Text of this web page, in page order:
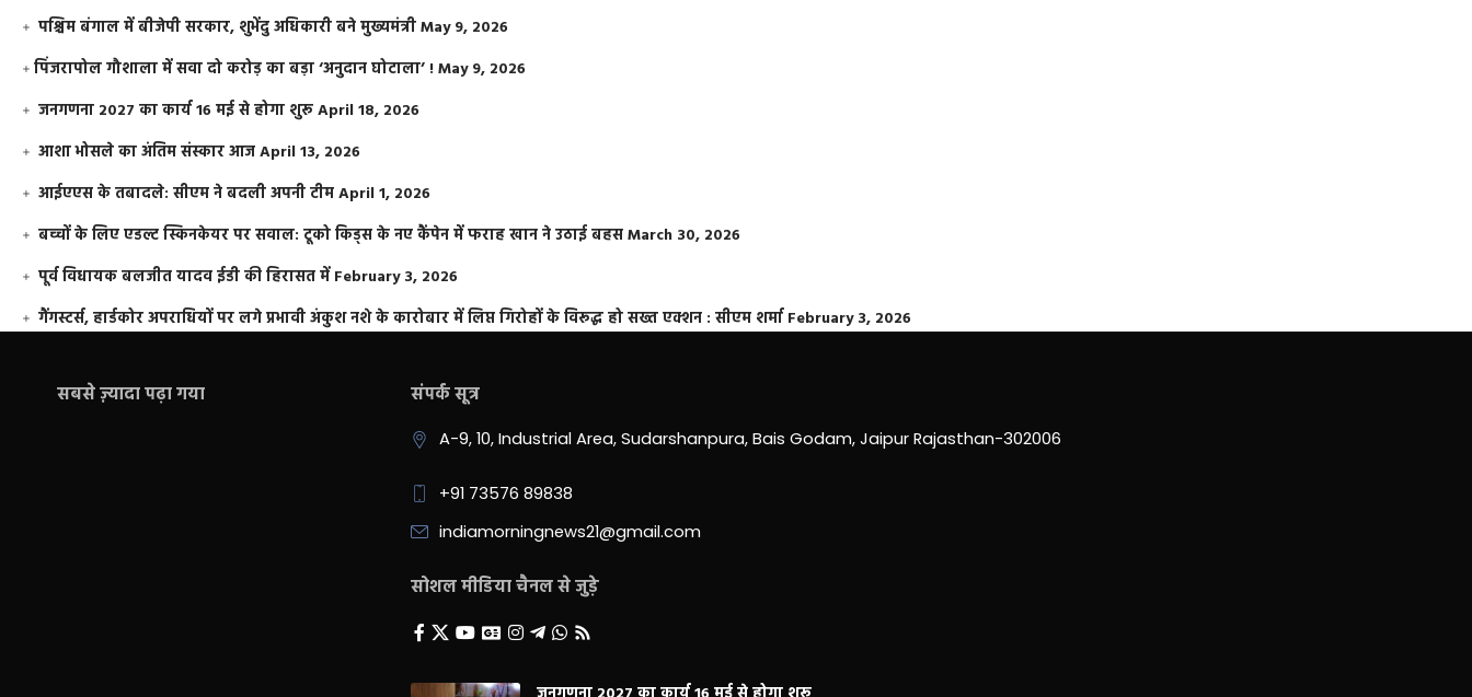
पश्चिम बंगाल में बीजेपी सरकार, शुभेंदु अधिकारी बने मुख्यमंत्रीMay 9, 2026
​पिंजरापोल गौशाला में सवा दो करोड़ का बड़ा ‘अनुदान घोटाला’ !May 9, 2026
जनगणना 2027 का कार्य 16 मई से होगा शुरूApril 18, 2026
आशा भोसले का अंतिम संस्कार आजApril 13, 2026
आईएएस के तबादले: सीएम ने बदली अपनी टीमApril 1, 2026
बच्चों के लिए एडल्ट स्किनकेयर पर सवाल: टूको किड्स के नए कैंपेन में फराह खान ने उठाई बहसMarch 30, 2026
पूर्व विधायक बलजीत यादव ईडी की हिरासत में February 3, 2026
गैंगस्टर्स, हार्डकोर अपराधियों पर लगे प्रभावी अंकुश नशे के कारोबार में लिप्त गिरोहों के विरूद्ध हो सख्त एक्शन : सीएम शर्मा February 3, 2026
सबसे ज़्यादा पढ़ा गया संपर्क सूत्र
A-9, 10, Industrial Area, Sudarshanpura, Bais Godam, Jaipur Rajasthan-302006
+91 73576 89838
indiamorningnews21@gmail.com
सोशल मीडिया चैनल से जुड़े